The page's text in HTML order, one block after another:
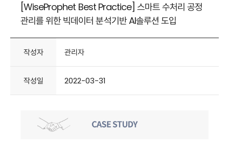
[WiseProphet Best Practice] 스마트 수처리 공정
관리를 위한 빅데이터 분석기반 AI솔루션 도입
작성자 관리자
작성일 2022-03-31